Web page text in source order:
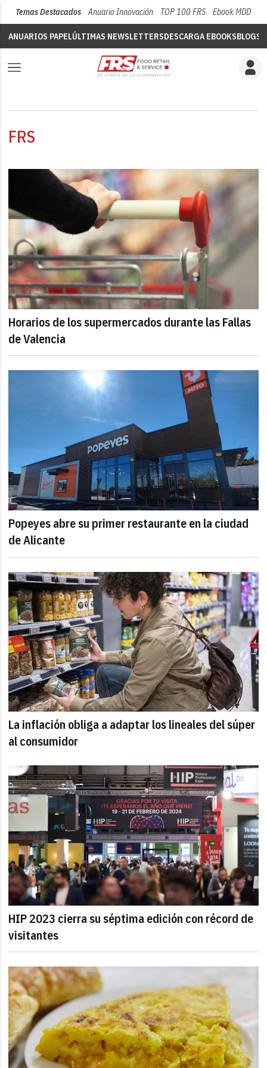
Temas Destacados Anuario Innovación TOP 100 FRS Ebook MDD
ANUARIOS PAPELÚLTIMAS NEWSLETTERSDESCARGA EBOOKSBLOGS
FRS
Horarios de los supermercados durante las Fallas
de Valencia
Popeyes abre su primer restaurante en la ciudad
de Alicante
La inflación obliga a adaptar los lineales del súper
al consumidor
HIP 2023 cierra su séptima edición con récord de
visitantes